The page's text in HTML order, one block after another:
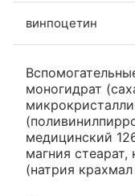
винпоцетин
моногидрат
медицинский
магния
(натрия